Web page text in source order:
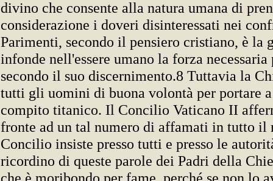
divino che consente alla natura umana di
considerazione i doveri disinteressati nei
Parimenti, secondo il pensiero cristiano, è la
infonde nell'essere umano la forza necessaria
secondo il suo discernimento.8 Tuttavia la
tutti gli uomini di buona volontà per portare
compito titanico. Il Concilio Vaticano II
fronte ad un tal numero di affamati in tutto il
Concilio insiste presso tutti e presso le
ricordino di queste parole dei Padri della
che è moribondo per fame, perché se non lo